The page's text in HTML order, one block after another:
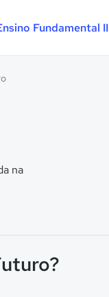
Fundamental II
na